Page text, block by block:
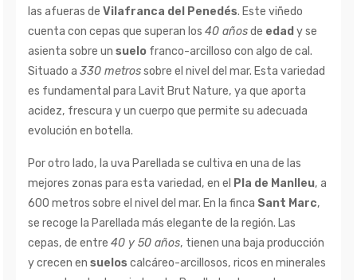
las afueras de Vilafranca del Penedés. Este viñedo
cuenta con cepas que superan los 40 añosde edad y se
asienta sobre un suelo franco-arcilloso con algo de cal.
Situado a 330 metrossobre el nivel del mar. Esta variedad
es fundamental para Lavit Brut Nature, ya que aporta
acidez, frescura y un cuerpo que permite su adecuada
evolución en botella.
Por otro lado, la uva Parellada se cultiva en una de las
mejores zonas para esta variedad, en el Pla de Manlleu, a
600 metros sobre el nivel del mar. En la finca Sant Marc,
se recoge la Parellada más elegante de la región. Las
cepas, de entre 40 y 50 años, tienen una baja producción
y crecen en suelos calcáreo-arcillosos, ricos en minerales